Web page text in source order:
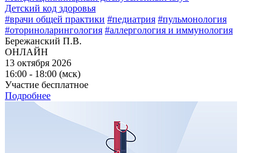
Детский код здоровья
#врачи общей практики #педиатрия #пульмонология
#оториноларингология #аллергология и иммунология
Бережанский П.В.
ОНЛАЙН
13 октября 2026
16:00 - 18:00 (мск)
Участие бесплатное
Подробнее